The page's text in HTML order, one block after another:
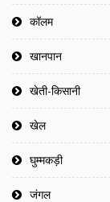
कॉलम
खानपान
खेती-किसानी
खेल
घुम्मकड़ी
जंगल